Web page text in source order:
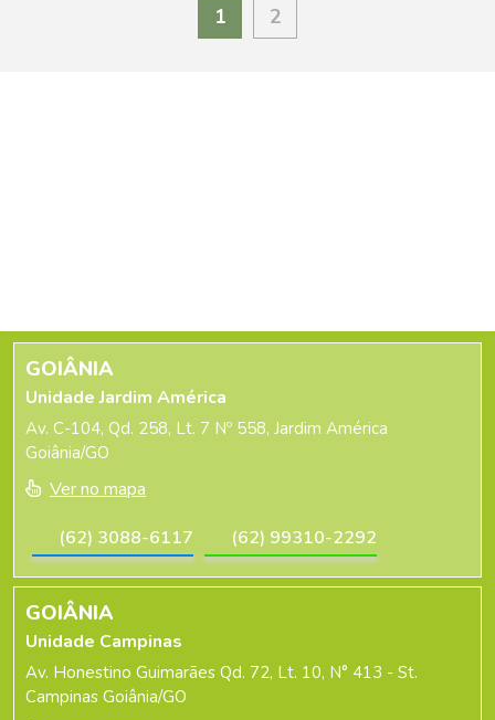
1 2
GOIÂNIA
Unidade Jardim América
Av. C-104, Qd. 258, Lt. 7 Nº 558, Jardim América
Goiânia/GO
Ver no mapa
(62) 3088-6117
(62) 99310-2292
GOIÂNIA
Unidade Campinas
Av. Honestino Guimarães Qd. 72, Lt. 10, N° 413 - St.
Campinas Goiânia/GO